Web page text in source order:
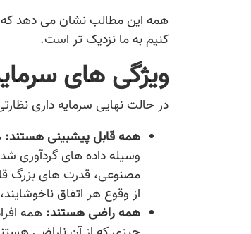
همه این مطالب نشان می دهد که
کنیم به ما نزدیک تر است.
ویژگی های
در حالت نهایی سرمایه داری
همه قابل پیشبینی هستند:
وسیله داده های گردآوری
مصنوعی، قدرت های بزرگ
از وقوع هر اتفاق
همه راضی هستند: همه